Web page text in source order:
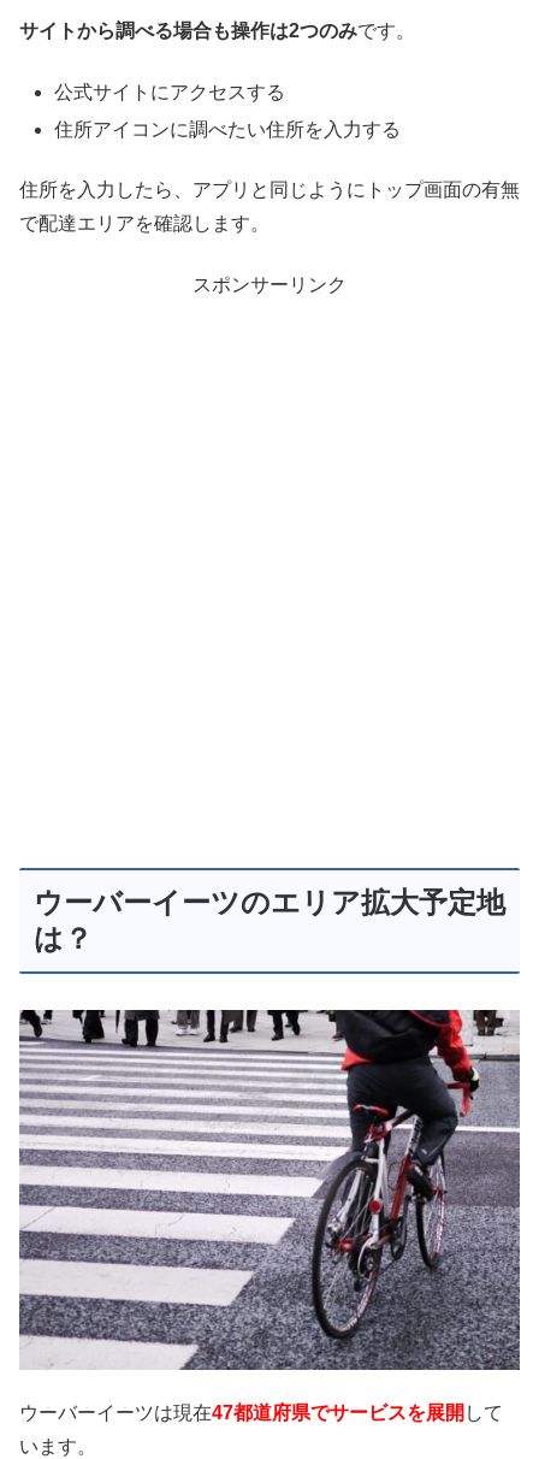
サイトから調べる場合も操作は2つのみです。
公式サイトにアクセスする
住所アイコンに調べたい住所を入力する
住所を入力したら、アプリと同じようにトップ画面の有無
で配達エリアを確認します。
スポンサーリンク
ウーバーイーツのエリア拡大予定地
は？
ウーバーイーツは現在47都道府県でサービスを展開 して
います。